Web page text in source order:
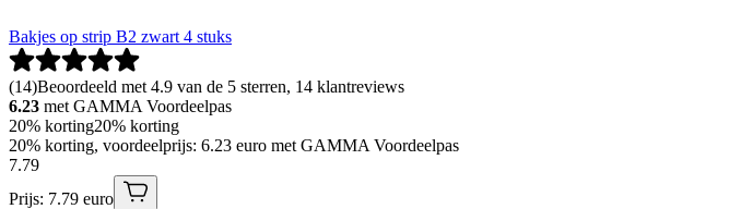
Bakjes op strip B2 zwart 4 stuks
(14)Beoordeeld met 4.9 van de 5 sterren, 14 klantreviews
6.23 met GAMMA Voordeelpas
20% korting20% korting
20% korting, voordeelprijs: 6.23 euro met GAMMA Voordeelpas
7.79
Prijs: 7.79 euro